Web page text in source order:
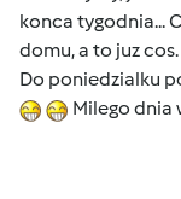
konca tygodnia...
domu, a to juz
Do poniedzialku
Milego dnia